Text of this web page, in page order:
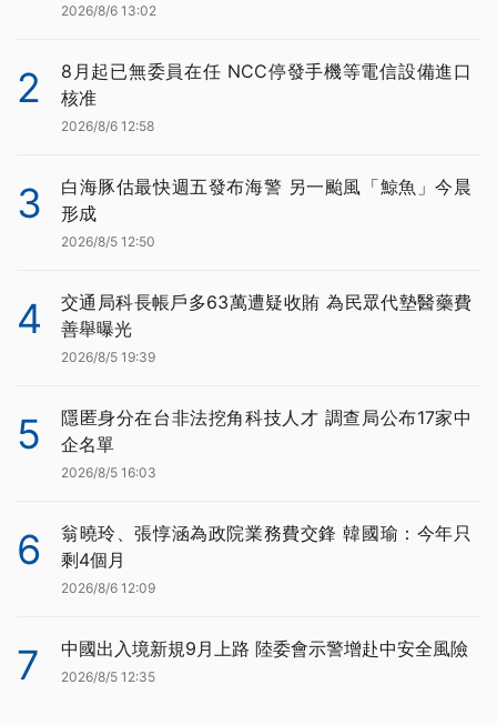
2026/8/6 13:02
2
8月起已無委員在任 NCC停發手機等電信設備進口
核准
2026/8/6 12:58
3
白海豚估最快週五發布海警 另一颱風「鯨魚」今晨
形成
2026/8/5 12:50
4
交通局科長帳戶多63萬遭疑收賄 為民眾代墊醫藥費
善舉曝光
2026/8/5 19:39
5
隱匿身分在台非法挖角科技人才 調查局公布17家中
企名單
2026/8/5 16:03
6
翁曉玲、張惇涵為政院業務費交鋒 韓國瑜：今年只
剩4個月
2026/8/6 12:09
7 中國出入境新規9月上路 陸委會示警增赴中安全風險
2026/8/5 12:35